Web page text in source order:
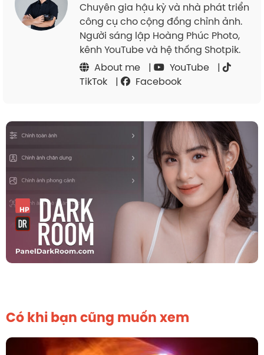
Chuyên gia hậu kỳ và nhà phát triển
công cụ cho cộng đồng chỉnh ảnh.
Người sáng lập Hoàng Phúc Photo,
kênh YouTube và hệ thống Shotpik.
About me
| YouTube
|
TikTok
| Facebook
Có khi bạn cũng muốn xem